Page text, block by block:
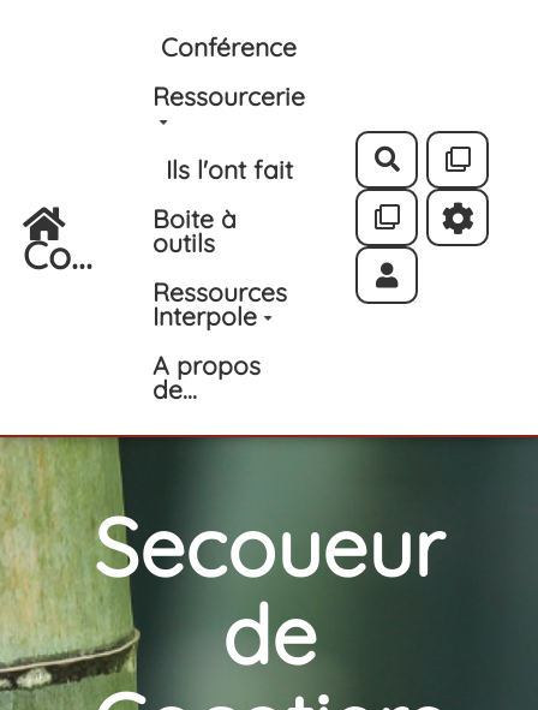
Aller au contenu principal
Co...
Conférence
Ressourcerie
Ils l'ont fait
Boite à
outils
Ressources
Interpole
A propos
de...
Rechercher
Secoueur
de